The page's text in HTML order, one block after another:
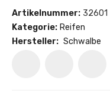
Artikelnummer: 32601
Kategorie: Reifen
Hersteller: Schwalbe